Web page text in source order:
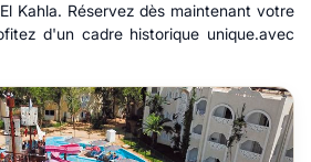
Kahla. Réservez dès maintenant votre
d'un cadre historique unique.avec